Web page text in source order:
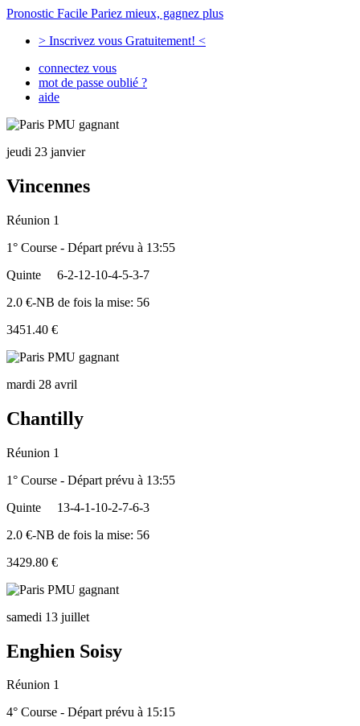
Pronostic Facile Pariez mieux, gagnez plus
> Inscrivez vous Gratuitement! <
connectez vous
mot de passe oublié ?
aide
jeudi 23 janvier
Vincennes
Réunion 1
1° Course - Départ prévu à 13:55
Quinte
6-2-12-10-4-5-3-7
2.0 €-NB de fois la mise: 56
3451.40 €
mardi 28 avril
Chantilly
Réunion 1
1° Course - Départ prévu à 13:55
Quinte
13-4-1-10-2-7-6-3
2.0 €-NB de fois la mise: 56
3429.80 €
samedi 13 juillet
Enghien Soisy
Réunion 1
4° Course - Départ prévu à 15:15